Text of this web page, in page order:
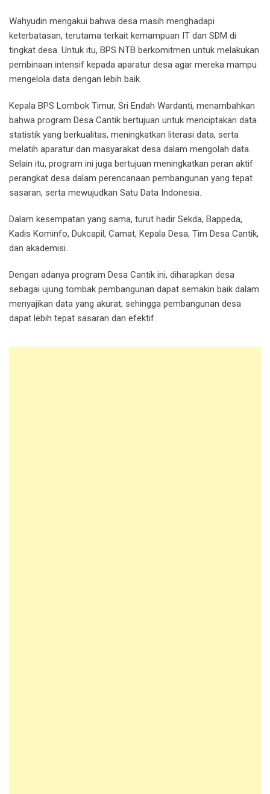
Wahyudin mengakui bahwa desa masih menghadapi
keterbatasan, terutama terkait kemampuan IT dan SDM di
tingkat desa. Untuk itu, BPS NTB berkomitmen untuk melakukan
pembinaan intensif kepada aparatur desa agar mereka mampu
mengelola data dengan lebih baik.
Kepala BPS Lombok Timur, Sri Endah Wardanti, menambahkan
bahwa program Desa Cantik bertujuan untuk menciptakan data
statistik yang berkualitas, meningkatkan literasi data, serta
melatih aparatur dan masyarakat desa dalam mengolah data.
Selain itu, program ini juga bertujuan meningkatkan peran aktif
perangkat desa dalam perencanaan pembangunan yang tepat
sasaran, serta mewujudkan Satu Data Indonesia.
Dalam kesempatan yang sama, turut hadir Sekda, Bappeda,
Kadis Kominfo, Dukcapil, Camat, Kepala Desa, Tim Desa Cantik,
dan akademisi.
Dengan adanya program Desa Cantik ini, diharapkan desa
sebagai ujung tombak pembangunan dapat semakin baik dalam
menyajikan data yang akurat, sehingga pembangunan desa
dapat lebih tepat sasaran dan efektif.